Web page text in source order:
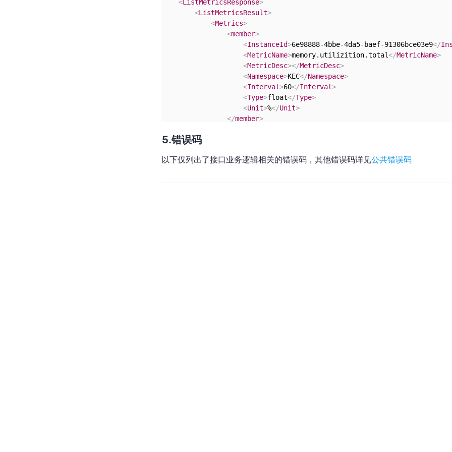
<ListMetricsResponse>
<ListMetricsResult>
<Metrics>
<member>
<InstanceId>6e98888-4bbe-4da5-baef-91306bce03e9</
<MetricName>memory.utilizition.total</MetricName>
<MetricDesc></MetricDesc>
<Namespace>KEC</Namespace>
<Interval>60</Interval>
<Type>float</Type>
<Unit>%</Unit>
</member>
</
<RequestId>7106664e-bce9-4871-b5df-9cf6e25ce142</RequestId
错误码
以下仅列出了接口业务逻辑相关的错误码，其他错误码详见公共错误码